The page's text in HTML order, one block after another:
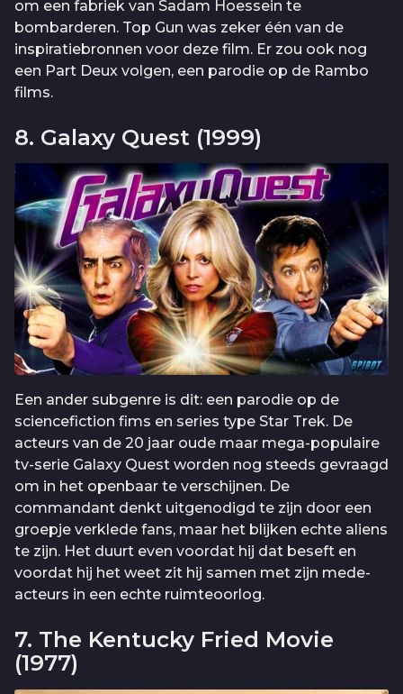
om een fabriek van Sadam Hoessein te
bombarderen. Top Gun was zeker één van de
inspiratiebronnen voor deze film. Er zou ook nog
een Part Deux volgen, een parodie op de Rambo
films.
8. Galaxy Quest (1999)
Een ander subgenre is dit: een parodie op de
sciencefiction fims en series type Star Trek. De
acteurs van de 20 jaar oude maar mega-populaire
tv-serie Galaxy Quest worden nog steeds gevraagd
om in het openbaar te verschijnen. De
commandant denkt uitgenodigd te zijn door een
groepje verklede fans, maar het blijken echte aliens
te zijn. Het duurt even voordat hij dat beseft en
voordat hij het weet zit hij samen met zijn mede-
acteurs in een echte ruimteoorlog.
7. The Kentucky Fried Movie
(1977)